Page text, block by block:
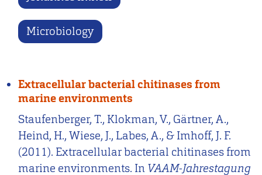
Microbiology
Extracellular bacterial chitinases from
marine environments
Staufenberger, T., Klokman, V., Gärtner, A.,
Heind, H., Wiese, J., Labes, A., & Imhoff, J. F.
(2011). Extracellular bacterial chitinases from
marine environments. In VAAM-Jahrestagung